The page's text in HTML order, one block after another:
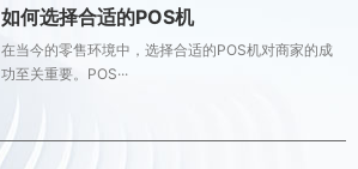
如何选择合适的POS机
在当今的零售环境中，选择合适的POS机对商家的成
功至关重要。POS···